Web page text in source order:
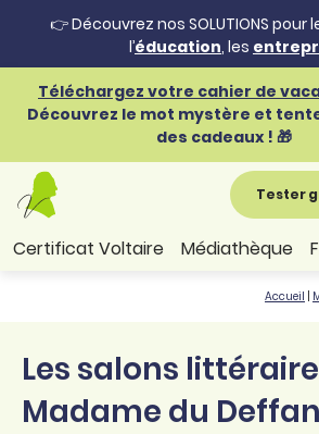
👉 Découvrez nos SOLUTIONS pour
l’éducation, les
Téléchargez votre cahier de
Découvrez le mot mystère et
des cadeaux ! 🎁
Tester
Certificat Voltaire Médiathèque
Accueil
Les salons
Madame du